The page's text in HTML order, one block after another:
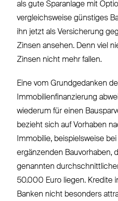
als gute Sparanlage mit
vergleichsweise günstiges
ihn jetzt als Versicherung
Zinsen ansehen. Denn viel
Zinsen nicht mehr fallen.
Eine vom Grundgedanken
Immobilienfinanzierung
wiederum für einen
bezieht sich auf Vorhaben
Immobilie, beispielsweise
ergänzenden Bauvorhaben,
genannten
50.000 Euro liegen. Kredite
Banken nicht besonders